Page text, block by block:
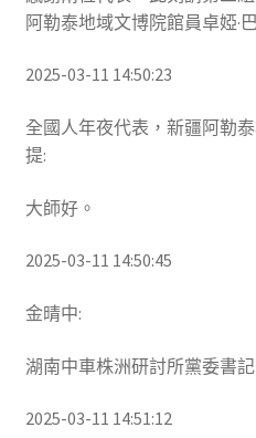
阿勒泰地域文博院館員卓婭·
2025-03-11 14:50:23
全國人年夜代表，新疆阿勒
提:
大師好。
2025-03-11 14:50:45
金晴中:
湖南中車株洲研討所黨委書
2025-03-11 14:51:12